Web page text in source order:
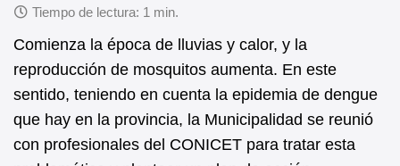
c
e
b
o
o
at
s
A
p
p
Comienza la época de lluvias y calor, y la
reproducción de mosquitos aumenta. En este
sentido, teniendo en cuenta la epidemia de dengue
que hay en la provincia, la Municipalidad se reunió
con profesionales del CONICET para tratar esta